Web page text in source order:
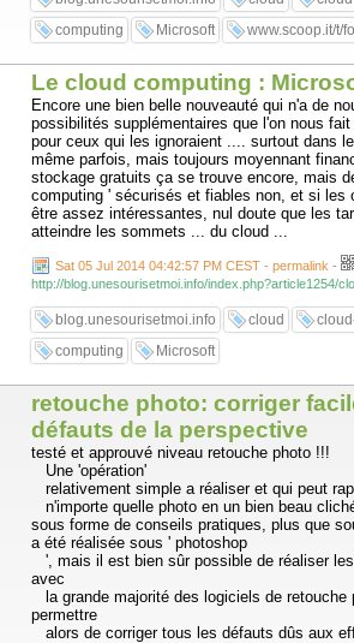
computing
Microsoft www.scoop.it/t/
Le cloud computing :
Encore une bien belle nouveauté qui n'a de
possibilités supplémentaires que l'on nous fait
pour ceux qui les ignoraient .... surtout dans
même parfois, mais toujours moyennant
stockage gratuits ça se trouve encore, mais
computing ' sécurisés et fiables non, et si les
être assez intéressantes, nul doute que les
atteindre les sommets ... du cloud ...
Sat 05 Jul 2014 04:42:57 PM CEST - permalink -
http://blog.unesourisetmoi.info/index.php?article1254/
blog.unesourisetmoi.info cloud
computing
Microsoft
retouche photo: corriger
défauts de la perspective
testé et approuvé niveau retouche photo !!!
Une 'opération'
relativement simple a réaliser et qui peut
n'importe quelle photo en un bien beau
sous forme de conseils pratiques, plus que
a été réalisée sous ' photoshop
', mais il est bien sûr possible de réaliser
avec
la grande majorité des logiciels de retouche
permettre
alors de corriger tous les défauts dûs aux